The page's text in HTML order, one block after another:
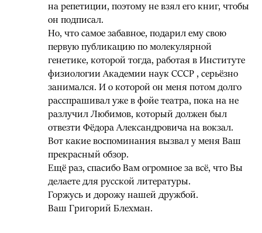
на репетиции, поэтому не взял его книг, чтобы
он подписал.
Но, что самое забавное, подарил ему свою
первую публикацию по молекулярной
генетике, которой тогда, работая в Институте
физиологии Академии наук СССР , серьёзно
занимался. И о которой он меня потом долго
расспрашивал уже в фойе театра, пока на не
разлучил Любимов, который должен был
отвезти Фёдора Александровича на вокзал.
Вот какие воспоминания вызвал у меня Ваш
прекрасный обзор.
Ещё раз, спасибо Вам огромное за всё, что Вы
делаете для русской литературы.
Горжусь и дорожу нашей дружбой.
Ваш Григорий Блехман.